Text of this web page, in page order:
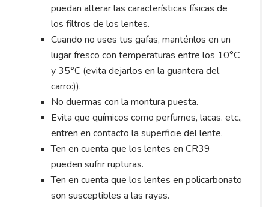
puedan alterar las características físicas de
los filtros de los lentes.
Cuando no uses tus gafas, manténlos en un
lugar fresco con temperaturas entre los 10°C
y 35°C (evita dejarlos en la guantera del
carro:)).
No duermas con la montura puesta.
Evita que químicos como perfumes, lacas. etc.,
entren en contacto la superficie del lente.
Ten en cuenta que los lentes en CR39
pueden sufrir rupturas.
Ten en cuenta que los lentes en policarbonato
son susceptibles a las rayas.